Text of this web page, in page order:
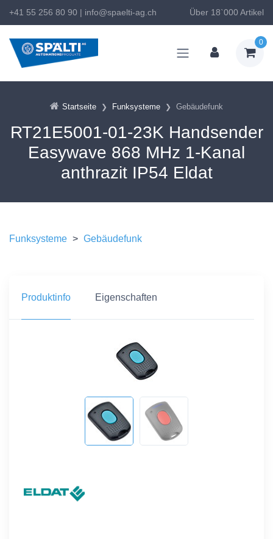
+41 55 256 80 90 | info@spaelti-ag.ch Über 18`000 Artikel
0
Startseite Funksysteme Gebäudefunk
RT21E5001-01-23K Handsender
Easywave 868 MHz 1-Kanal
anthrazit IP54 Eldat
Funksysteme > Gebäudefunk
Produktinfo Eigenschaften